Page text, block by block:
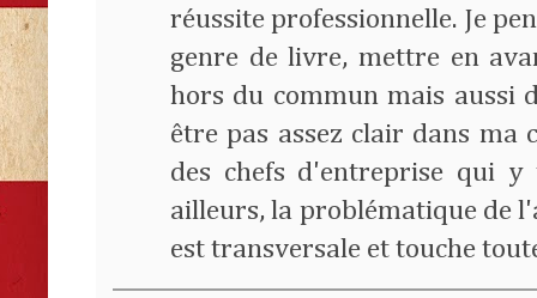
réussite professionnelle. Je
genre de livre, mettre en
hors du commun mais aussi
être pas assez clair dans
des chefs d'entreprise qui
ailleurs, la problématique de
est transversale et touche